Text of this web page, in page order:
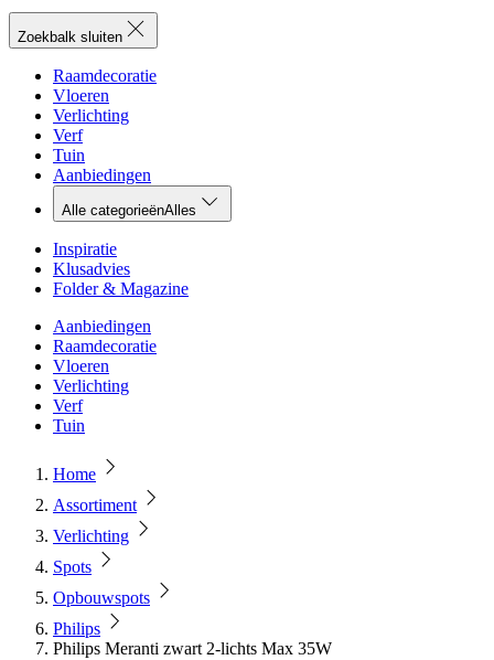
Zoekbalk sluiten
Raamdecoratie
Vloeren
Verlichting
Verf
Tuin
Aanbiedingen
Alle categorieënAlles
Inspiratie
Klusadvies
Folder & Magazine
Aanbiedingen
Raamdecoratie
Vloeren
Verlichting
Verf
Tuin
Home
Assortiment
Verlichting
Spots
Opbouwspots
Philips
Philips Meranti zwart 2-lichts Max 35W